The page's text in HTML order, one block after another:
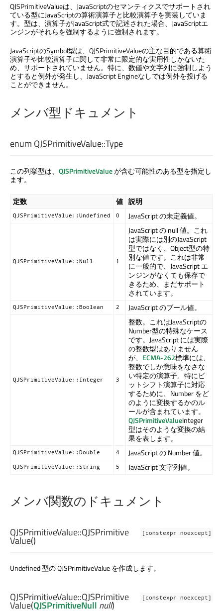
QJSPrimitiveValueは、JavaScriptのセマンティクスでサポートされ
ている型にJavaScriptの算術演算子と比較演算子を実装していま
す。型は、演算子がJavaScript式で記述された場合、JavaScriptエ
ンジンがそれらを強制するように強制されます。
JavaScriptのSymbol型は、QJSPrimitiveValueの主な目的である算術
演算子や比較演算子に関して非常に限定的な実用性しかないた
め、サポートされていません。特に、数値や文字列に強制しよう
とすると例外が発生し、JavaScript Engineなしでは例外を投げる
ことができません。
メンバ型ドキュメント
enum QJSPrimitiveValue::Type
この列挙型は、 QJSPrimitiveValueが含む可能性のある型を指定し
ます。
定数 値 説明
QJSPrimitiveValue::Undefined 0 JavaScript の未定義値。
QJSPrimitiveValue::Null 1
JavaScript の null 値。これ
は実際には別のJavaScript
型ではなく、Object型の特
別な値です。これは非常
に一般的で、JavaScript エ
ンジンがなくても保存で
きるため、まだサポート
されています。
QJSPrimitiveValue::Boolean 2 JavaScript のブール値。
QJSPrimitiveValue::Integer 3
整数。これはJavaScriptの
Number型の特殊なケース
です。JavaScript には実際
の整数型はありません
が、 ECMA-262標準には、
整数でしか意味をなさな
い特定の演算子、特にビ
ットシフト演算子に対応
するために、Number をど
のように変換するかのル
ールが含まれています。
QJSPrimitiveValueInteger
型はそのような変換の結
果を表します。
QJSPrimitiveValue::Double 4 JavaScript の Number 値。
QJSPrimitiveValue::String 5 JavaScript 文字列値。
メンバ関数のドキュメント
[constexpr noexcept]
QJSPrimitiveValue::QJSPrimitive
Value()
Undefined 型の QJSPrimitiveValue を作成します。
[constexpr noexcept]
QJSPrimitiveValue::QJSPrimitive
Value(QJSPrimitiveNull null)